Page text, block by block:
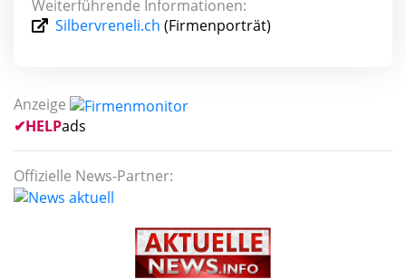
Weiterführende Informationen:
Silbervreneli.ch (Firmenporträt)
Anzeige
✔HELPads
Offizielle News-Partner: